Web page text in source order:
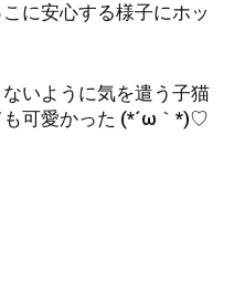
に安心する様子にホッ
いように気を遣う子猫
も可愛かった (*´ω｀*)♡